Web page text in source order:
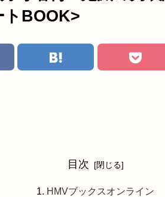
トBOOK>
目次
HMVブックスオンライン